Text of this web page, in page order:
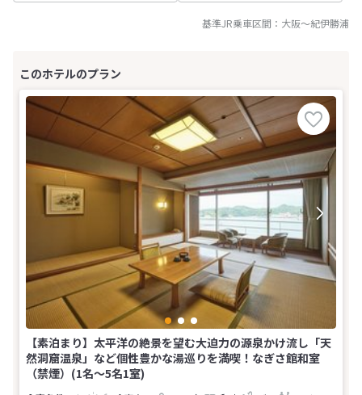
基準JR乗車区間： 大阪～紀伊勝浦
【素泊まり】太平洋の絶景を望む大迫力の源泉かけ流し「天
然洞窟温泉」など個性豊かな湯巡りを満喫！なぎさ館和室
（禁煙）(1名～5名1室)